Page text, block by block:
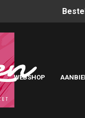
WEBSHOP